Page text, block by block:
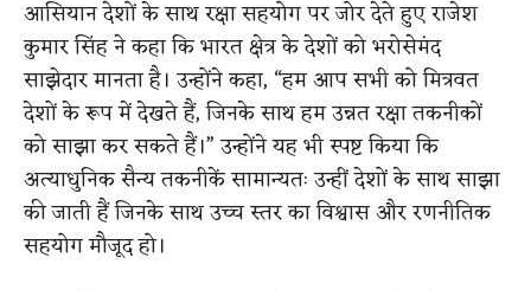
आसियान देशों के साथ रक्षा सहयोग पर जोर देते हुए राजेश
कुमार सिंह ने कहा कि भारत क्षेत्र के देशों को भरोसेमंद
साझेदार मानता है। उन्होंने कहा, “हम आप सभी को मित्रवत
देशों के रूप में देखते हैं, जिनके साथ हम उन्नत रक्षा तकनीकों
को साझा कर सकते हैं।” उन्होंने यह भी स्पष्ट किया कि
अत्याधुनिक सैन्य तकनीकें सामान्यतः उन्हीं देशों के साथ साझा
की जाती हैं जिनके साथ उच्च स्तर का विश्वास और रणनीतिक
सहयोग मौजूद हो।